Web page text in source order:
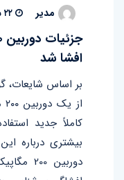
مدیر
افشا شد
کاملاً جدید
بیشتری درباره